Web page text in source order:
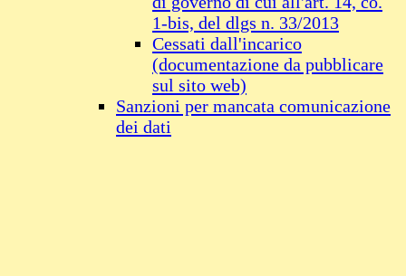
1-bis, del dlgs n. 33/2013
Cessati dall'incarico
(documentazione da pubblicare
sul sito web)
Sanzioni per mancata comunicazione
dei dati